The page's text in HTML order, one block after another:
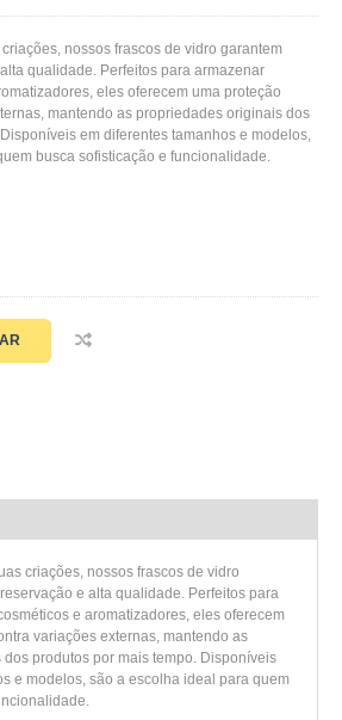
nossos frascos de vidro garantem
qualidade. Perfeitos para armazenar
eles oferecem uma proteção
mantendo as propriedades originais dos
em diferentes tamanhos e modelos,
busca sofisticação e funcionalidade.
criações, nossos frascos de vidro
e alta qualidade. Perfeitos para
e aromatizadores, eles oferecem
variações externas, mantendo as
produtos por mais tempo. Disponíveis
e modelos, são a escolha ideal para quem